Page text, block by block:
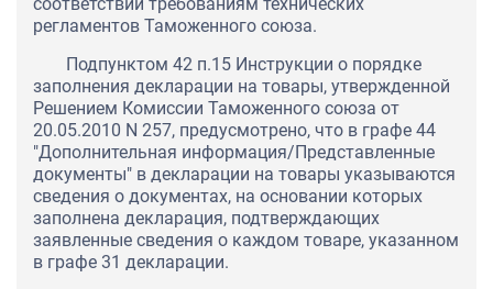
регламентов Таможенного союза.
Подпунктом 42 п.15 Инструкции о порядке
заполнения декларации на товары, утвержденной
Решением Комиссии Таможенного союза от
20.05.2010 N 257, предусмотрено, что в графе 44
"Дополнительная информация/Представленные
документы" в декларации на товары указываются
сведения о документах, на основании которых
заполнена декларация, подтверждающих
заявленные сведения о каждом товаре, указанном
в графе 31 декларации.